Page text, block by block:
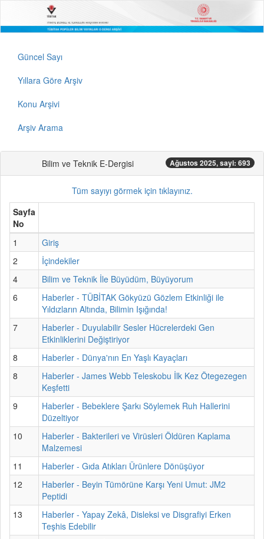
Güncel Sayı
Yıllara Göre Arşiv
Konu Arşivi
Arşiv Arama
Bilim ve Teknik E-Dergisi Ağustos 2025, sayi: 693
Tüm sayıyı görmek için tıklayınız.
Sayfa
No
1
Giriş
2
İçindekiler
4
Bilim ve Teknik İle Büyüdüm, Büyüyorum
6
Haberler - TÜBİTAK Gökyüzü Gözlem Etkinliği ile
Yıldızların Altında, Bilimin Işığında!
7
Haberler - Duyulabilir Sesler Hücrelerdeki Gen
Etkinliklerini Değiştiriyor
8
Haberler - Dünya'nın En Yaşlı Kayaçları
8
Haberler - James Webb Teleskobu İlk Kez Ötegezegen
Keşfetti
9
Haberler - Bebeklere Şarkı Söylemek Ruh Hallerini
Düzeltiyor
10
Haberler - Bakterileri ve Virüsleri Öldüren Kaplama
Malzemesi
11
Haberler - Gıda Atıkları Ürünlere Dönüşüyor
12
Haberler - Beyin Tümörüne Karşı Yeni Umut: JM2
Peptidi
13
Haberler - Yapay Zekâ, Disleksi ve Disgrafiyi Erken
Teşhis Edebilir